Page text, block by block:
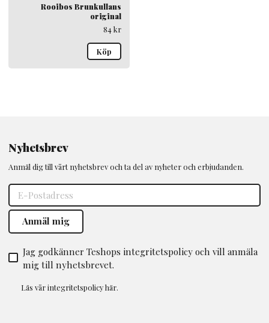
Rooibos Brunkullans
original
84kr
Köp
Nyhetsbrev
Anmäl dig till vårt nyhetsbrev och ta del av nyheter och erbjudanden.
Jag godkänner Teshops integritetspolicy och vill anmäla
mig till nyhetsbrevet.
Läs vårintegritetspolicyhär.